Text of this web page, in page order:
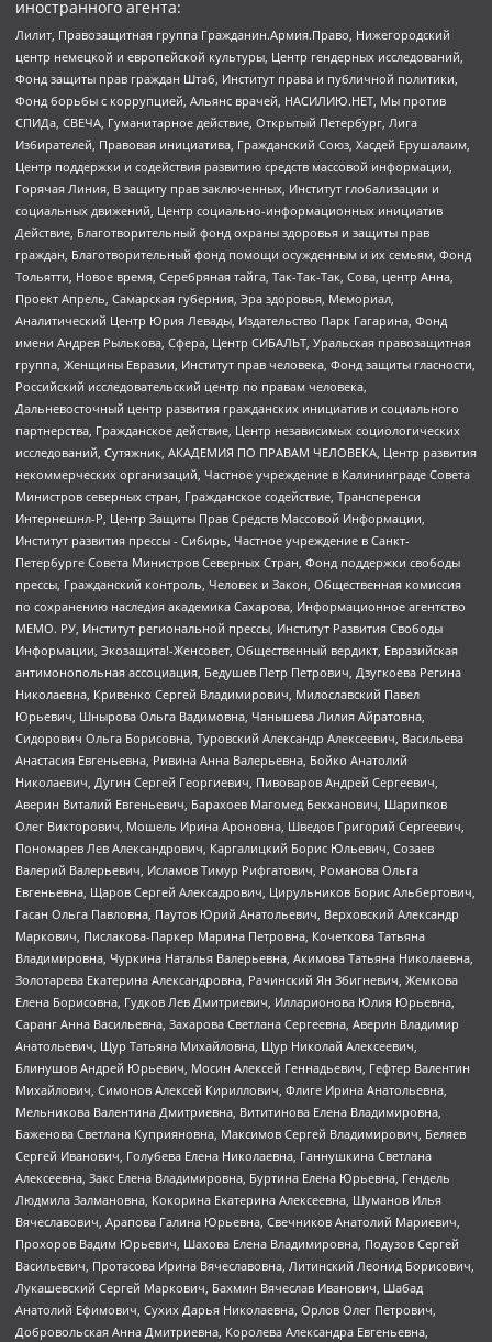
иностранного агента:
Лилит, Правозащитная группа Гражданин.Армия.Право, Нижегородский
центр немецкой и европейской культуры, Центр гендерных исследований,
Фонд защиты прав граждан Штаб, Институт права и публичной политики,
Фонд борьбы с коррупцией, Альянс врачей, НАСИЛИЮ.НЕТ, Мы против
СПИДа, СВЕЧА, Гуманитарное действие, Открытый Петербург, Лига
Избирателей, Правовая инициатива, Гражданский Союз, Хасдей Ерушалаим,
Центр поддержки и содействия развитию средств массовой информации,
Горячая Линия, В защиту прав заключенных, Институт глобализации и
социальных движений, Центр социально-информационных инициатив
Действие, Благотворительный фонд охраны здоровья и защиты прав
граждан, Благотворительный фонд помощи осужденным и их семьям, Фонд
Тольятти, Новое время, Серебряная тайга, Так-Так-Так, Сова, центр Анна,
Проект Апрель, Самарская губерния, Эра здоровья, Мемориал,
Аналитический Центр Юрия Левады, Издательство Парк Гагарина, Фонд
имени Андрея Рылькова, Сфера, Центр СИБАЛЬТ, Уральская правозащитная
группа, Женщины Евразии, Институт прав человека, Фонд защиты гласности,
Российский исследовательский центр по правам человека,
Дальневосточный центр развития гражданских инициатив и социального
партнерства, Гражданское действие, Центр независимых социологических
исследований, Сутяжник, АКАДЕМИЯ ПО ПРАВАМ ЧЕЛОВЕКА, Центр развития
некоммерческих организаций, Частное учреждение в Калининграде Совета
Министров северных стран, Гражданское содействие, Трансперенси
Интернешнл-Р, Центр Защиты Прав Средств Массовой Информации,
Институт развития прессы - Сибирь, Частное учреждение в Санкт-
Петербурге Совета Министров Северных Стран, Фонд поддержки свободы
прессы, Гражданский контроль, Человек и Закон, Общественная комиссия
по сохранению наследия академика Сахарова, Информационное агентство
МЕМО. РУ, Институт региональной прессы, Институт Развития Свободы
Информации, Экозащита!-Женсовет, Общественный вердикт, Евразийская
антимонопольная ассоциация, Бедушев Петр Петрович, Дзугкоева Регина
Николаевна, Кривенко Сергей Владимирович, Милославский Павел
Юрьевич, Шнырова Ольга Вадимовна, Чанышева Лилия Айратовна,
Сидорович Ольга Борисовна, Туровский Александр Алексеевич, Васильева
Анастасия Евгеньевна, Ривина Анна Валерьевна, Бойко Анатолий
Николаевич, Дугин Сергей Георгиевич, Пивоваров Андрей Сергеевич,
Аверин Виталий Евгеньевич, Барахоев Магомед Бекханович, Шарипков
Олег Викторович, Мошель Ирина Ароновна, Шведов Григорий Сергеевич,
Пономарев Лев Александрович, Каргалицкий Борис Юльевич, Созаев
Валерий Валерьевич, Исламов Тимур Рифгатович, Романова Ольга
Евгеньевна, Щаров Сергей Алексадрович, Цирульников Борис Альбертович,
Гасан Ольга Павловна, Паутов Юрий Анатольевич, Верховский Александр
Маркович, Пислакова-Паркер Марина Петровна, Кочеткова Татьяна
Владимировна, Чуркина Наталья Валерьевна, Акимова Татьяна Николаевна,
Золотарева Екатерина Александровна, Рачинский Ян Збигневич, Жемкова
Елена Борисовна, Гудков Лев Дмитриевич, Илларионова Юлия Юрьевна,
Саранг Анна Васильевна, Захарова Светлана Сергеевна, Аверин Владимир
Анатольевич, Щур Татьяна Михайловна, Щур Николай Алексеевич,
Блинушов Андрей Юрьевич, Мосин Алексей Геннадьевич, Гефтер Валентин
Михайлович, Симонов Алексей Кириллович, Флиге Ирина Анатольевна,
Мельникова Валентина Дмитриевна, Вититинова Елена Владимировна,
Баженова Светлана Куприяновна, Максимов Сергей Владимирович, Беляев
Сергей Иванович, Голубева Елена Николаевна, Ганнушкина Светлана
Алексеевна, Закс Елена Владимировна, Буртина Елена Юрьевна, Гендель
Людмила Залмановна, Кокорина Екатерина Алексеевна, Шуманов Илья
Вячеславович, Арапова Галина Юрьевна, Свечников Анатолий Мариевич,
Прохоров Вадим Юрьевич, Шахова Елена Владимировна, Подузов Сергей
Васильевич, Протасова Ирина Вячеславовна, Литинский Леонид Борисович,
Лукашевский Сергей Маркович, Бахмин Вячеслав Иванович, Шабад
Анатолий Ефимович, Сухих Дарья Николаевна, Орлов Олег Петрович,
Добровольская Анна Дмитриевна, Королева Александра Евгеньевна,